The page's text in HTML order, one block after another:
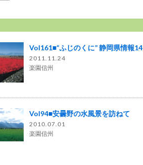
Vol161■“ふじのくに” 静岡県情報14
2011.11.24
楽園信州
Vol94■安曇野の水風景を訪ねて
2010.07.01
楽園信州